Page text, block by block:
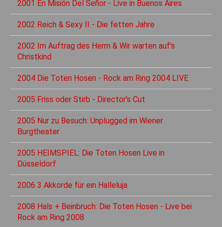
2001 En Misión Del Señor - Live in Buenos Aires
2002 Reich & Sexy II - Die fetten Jahre
2002 Im Auftrag des Herrn & Wir warten auf's
Christkind
2004 Die Toten Hosen - Rock am Ring 2004 LIVE
2005 Friss oder Stirb - Director's Cut
2005 Nur zu Besuch: Unplugged im Wiener
Burgtheater
2005 HEIMSPIEL: Die Toten Hosen Live in
Düsseldorf
2006 3 Akkorde für ein Halleluja
2008 Hals + Beinbruch: Die Toten Hosen - Live bei
Rock am Ring 2008